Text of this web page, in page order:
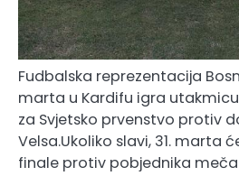
Fudbalska reprezentacija
marta u Kardifu igra
za Svjetsko prvenstvo protiv
Velsa.Ukoliko slavi, 31. marta
finale protiv pobjednika meča